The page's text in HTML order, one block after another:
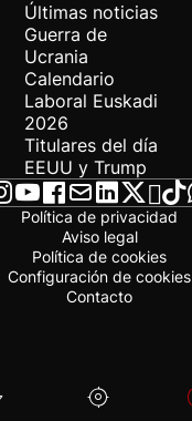
Últimas noticias
Guerra de
Ucrania
Calendario
Laboral Euskadi
2026
Titulares del día
EEUU y Trump
Política de privacidad
Aviso legal
Política de cookies
Configuración de cookies
Contacto